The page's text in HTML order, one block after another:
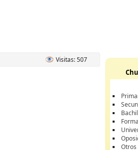
Visitas: 507
Otros